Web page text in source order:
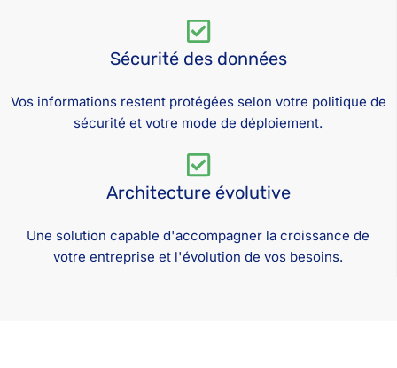
Sécurité des données
Vos informations restent protégées selon votre politique de
sécurité et votre mode de déploiement.
Architecture évolutive
Une solution capable d'accompagner la croissance de
votre entreprise et l'évolution de vos besoins.